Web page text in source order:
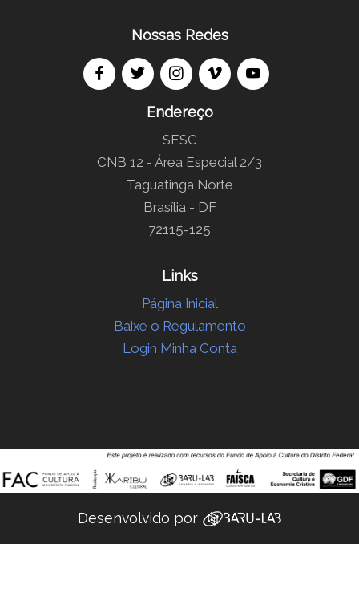
Nossas Redes
Endereço
SESC
CNB 12 - Área Especial 2/3
Taguatinga Norte
Brasília - DF
72115-125
Links
Página Inicial
Baixe o Regulamento
Login Minha Conta
Desenvolvido por ‌